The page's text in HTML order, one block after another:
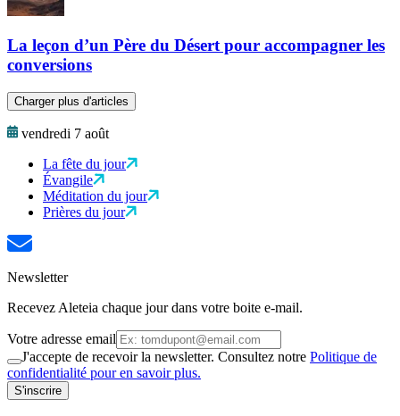
La leçon d’un Père du Désert pour accompagner les
conversions
Charger plus d'articles
vendredi 7 août
La fête du jour
Évangile
Méditation du jour
Prières du jour
Newsletter
Recevez Aleteia chaque jour dans votre boite e-mail.
Votre adresse email
J'accepte de recevoir la newsletter. Consultez notre Politique de
confidentialité pour en savoir plus.
S'inscrire